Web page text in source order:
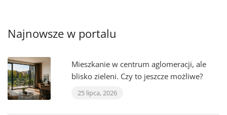
Najnowsze w portalu
Mieszkanie w centrum aglomeracji, ale
blisko zieleni. Czy to jeszcze możliwe?
25 lipca, 2026